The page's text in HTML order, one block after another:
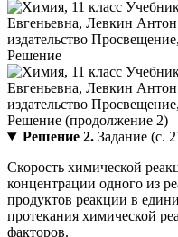
Решение 2.Задание (с.
Скорость химической
концентрации одного из
продуктов реакции в
протекания химической
факторов.